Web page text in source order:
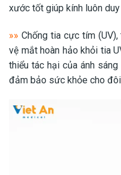
xước tốt giúp kính luôn
»» Chống tia cực tím
vệ mắt hoàn hảo khỏi tia
thiểu tác hại của ánh
đảm bảo sức khỏe cho